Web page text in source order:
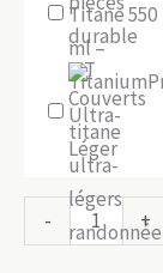
-
quantité
de
+